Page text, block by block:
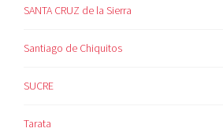
SANTA CRUZ de la Sierra
Santiago de Chiquitos
SUCRE
Tarata